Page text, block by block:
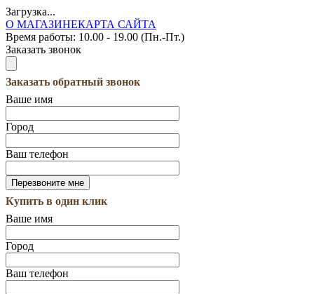
Загрузка...
О МАГАЗИНЕКАРТА САЙТА
Время работы: 10.00 - 19.00 (Пн.-Пт.)
Заказать звонок
Заказать обратный звонок
Ваше имя
Город
Ваш телефон
Купить в один клик
Ваше имя
Город
Ваш телефон